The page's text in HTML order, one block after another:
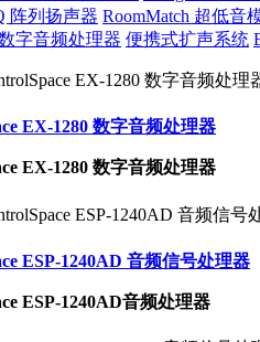
阵列扬声器 RoomMatch 超低音
字音频处理器 便携式扩声系统
EX-1280 数字音频处理器
EX-1280 数字音频处理器
ESP-1240AD 音频信号处理器
ESP-1240AD音频处理器